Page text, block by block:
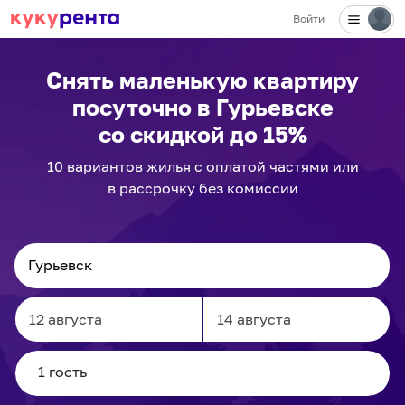
Войти
Снять маленькую квартиру
посуточно в Гурьевске
со скидкой до 15%
10 вариантовжилья с оплатой частями или
в рассрочку без комиссии
Navigate
forward
to
Navigate
to